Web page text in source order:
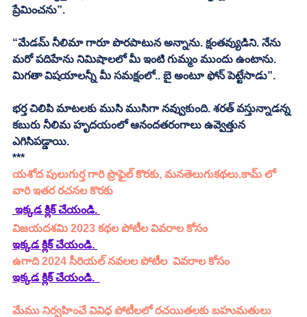
ప్రేమించను”.
“మేడమ్ నీలిమా గారూ పొరపాటున అన్నాను. క్షంతవ్యుడిని. నేను
మరో పదిహేను నిమిషాలలో మీ ఇంటి గుమ్మం ముందు ఉంటాను.
మిగతా విషయాలన్నీ మీ సమక్షంలో.. బై అంటూ ఫోన్ పెట్టేసాడు”.
భర్త చిలిపి మాటలకు ముసి ముసిగా నవ్వుకుంది. శరత్ వస్తున్నాడన్న
కబురు నీలిమ హృదయంలో ఆనందతరంగాలు ఉవ్వెత్తున
ఎగిసిపడ్డాయి.
***
యశోద పులుగుర్త గారి ప్రొఫైల్ కొరకు, మనతెలుగుకథలు.కామ్ లో
వారి ఇతర రచనల కొరకు
ఇక్కడ క్లిక్ చేయండి.
విజయదశమి 2023 కథల పోటీల వివరాల కోసం
ఇక్కడ క్లిక్ చేయండి.
ఉగాది 2024 సీరియల్ నవలల పోటీల  వివరాల కోసం
ఇక్కడ క్లిక్ చేయండి.
మేము నిర్వహించే వివిధ పోటీలలో రచయితలకు బహుమతులు